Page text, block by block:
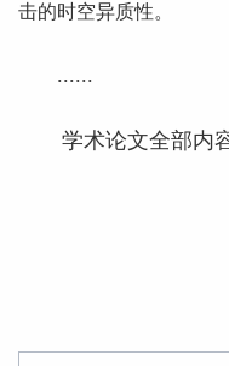
击的时空异质性。
......
学术论文全部内